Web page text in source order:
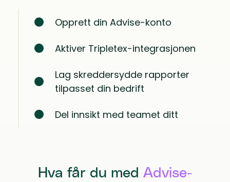
Opprett din Advise-konto
Aktiver Tripletex-integrasjonen
Lag skreddersydde rapporter
tilpasset din bedrift
Del innsikt med teamet ditt
Hva får du med Advise-